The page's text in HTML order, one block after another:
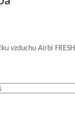
vzduchu Airbi FRESH